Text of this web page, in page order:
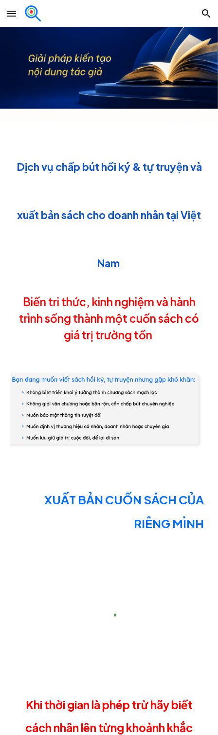
Skip to main content Skip to navigation
Dịch vụ chấp bút hồi ký & tự truyện và
xuất bản sách cho doanh nhân tại Việt
Nam
Biến tri thức, kinh nghiệm và hành
trình sống thành một cuốn sách có
giá trị trường tồn
XUẤT BẢN CUỐN SÁCH CỦA
RIÊNG MÌNH
Khi thời gian là phép trừ hãy biết
cách nhân lên từng khoảnh khắc